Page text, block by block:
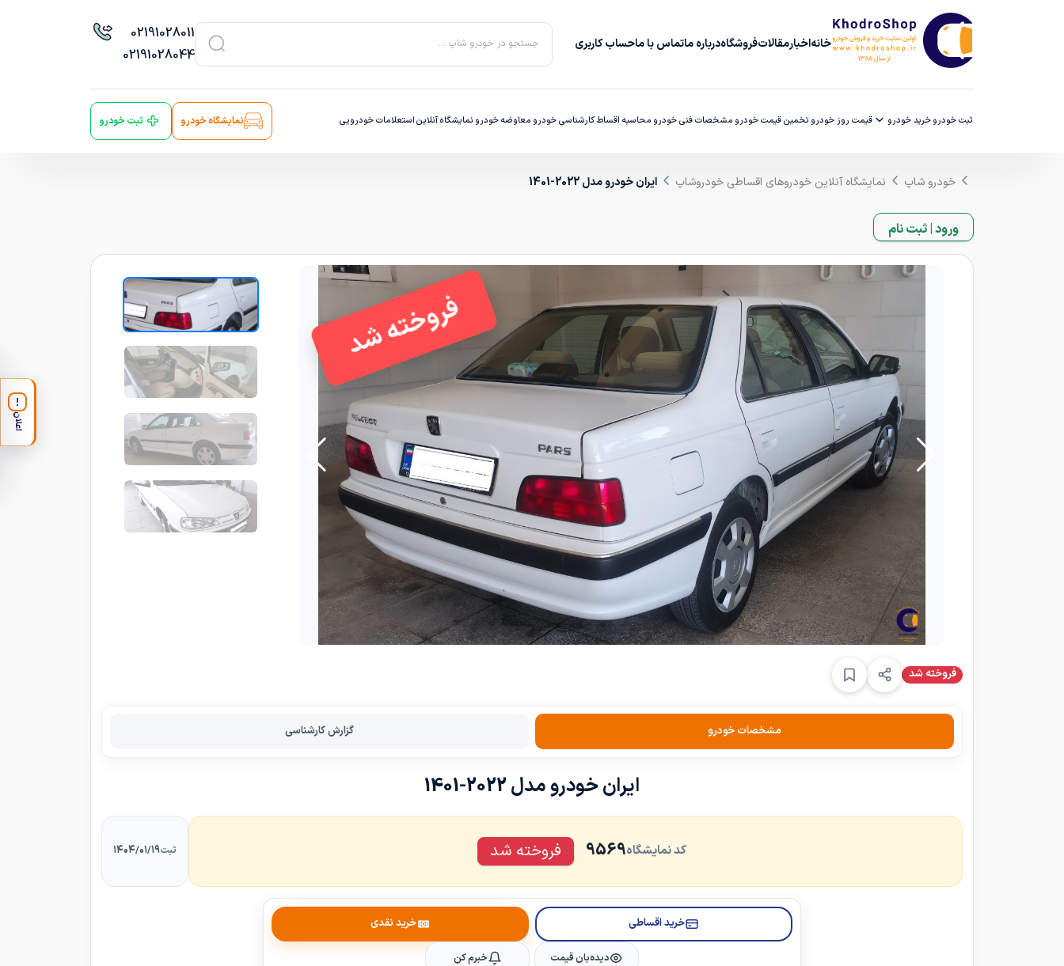
خانهاخبارمقالاتفروشگاهدرباره‌ ماتماس با ماحساب کاربری جستجو در خودرو شاپ ...
02191028011
02191028044
ثبت خودروخرید خودرو قیمت روز خودرو تخمین قیمت خودرو مشخصات فنی خودرو محاسبه اقساطکارشناسی خودرو معاوضه خودرو نمایشگاه آنلایناستعلامات خودرویی نمایشگاه خودرو ثبت خودرو
خودرو شاپ نمایشگاه آنلاین خودروهای اقساطی خودروشاپ ایران خودرو مدل 2022-1401
ورود | ثبت نام
فروخته شد
فروخته شد
مشخصات خودرو گزارش کارشناسی
ایران خودرو مدل 2022-1401
کد نمایشگاه9569 فروخته شد ثبت۱۴۰۴/۰۱/۱۹
خرید اقساطی خرید نقدی
دیده‌بان قیمت خبرم کن
!
اعلان